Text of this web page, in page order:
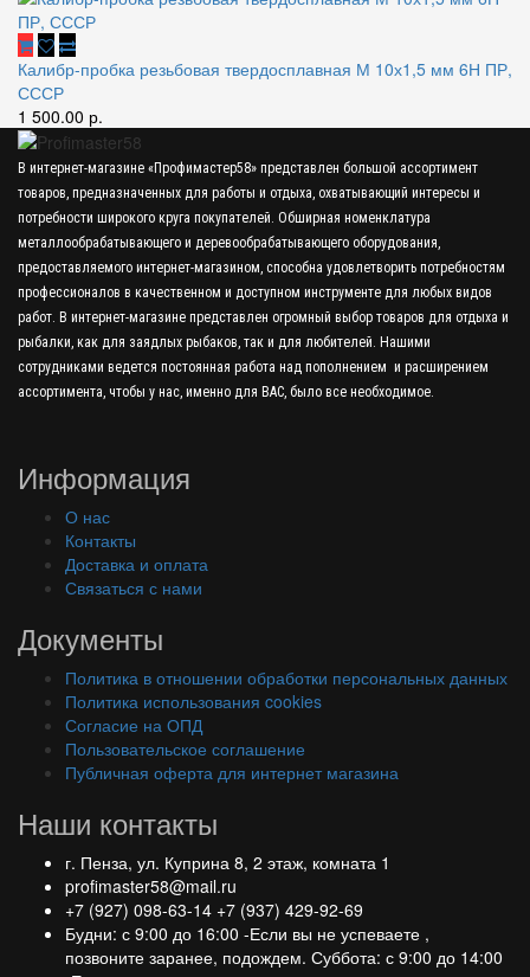
Калибр-пробка резьбовая твердосплавная М 10х1,5 мм 6Н ПР,
СССР
1 500.00 р.
В интернет-магазине «Профимастер58» представлен большой ассортимент
товаров, предназначенных для работы и отдыха, охватывающий интересы и
потребности широкого круга покупателей. Обширная номенклатура
металлообрабатывающего и деревообрабатывающего оборудования,
предоставляемого интернет-магазином, способна удовлетворить потребностям
профессионалов в качественном и доступном инструменте для любых видов
работ. В интернет-магазине представлен огромный выбор товаров для отдыха и
рыбалки, как для заядлых рыбаков, так и для любителей. Нашими
сотрудниками ведется постоянная работа над пополнением и расширением
ассортимента, чтобы у нас, именно для ВАС, было все необходимое.
Информация
О нас
Контакты
Доставка и оплата
Связаться с нами
Документы
Политика в отношении обработки персональных данных
Политика использования cookies
Согласие на ОПД
Пользовательское соглашение
Публичная оферта для интернет магазина
Наши контакты
г. Пенза, ул. Куприна 8, 2 этаж, комната 1
profimaster58@mail.ru
+7 (927) 098-63-14 +7 (937) 429-92-69
Будни: с 9:00 до 16:00 -Если вы не успеваете ,
позвоните заранее, подождем. Суббота: с 9:00 до 14:00